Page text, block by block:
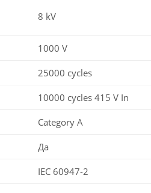
8 kV
1000 V
25000 cycles
10000 cycles 415 V In
Category A
Да
IEC 60947-2